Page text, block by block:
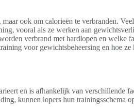
ook om calorieën te verbranden.
vooral als ze werken aan
verbrand met hardlopen en welke
voor gewichtsbeheersing en hoe ze
en is afhankelijk van verschillende
kunnen lopers hun trainingsschema